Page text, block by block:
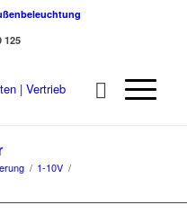
125
/ 1-10V /